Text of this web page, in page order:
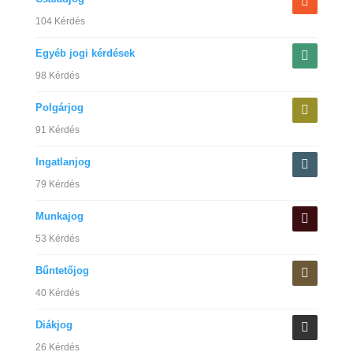
104 Kérdés
Egyéb jogi kérdések
98 Kérdés
Polgárjog
91 Kérdés
Ingatlanjog
79 Kérdés
Munkajog
53 Kérdés
Bűntetőjog
40 Kérdés
Diákjog
26 Kérdés